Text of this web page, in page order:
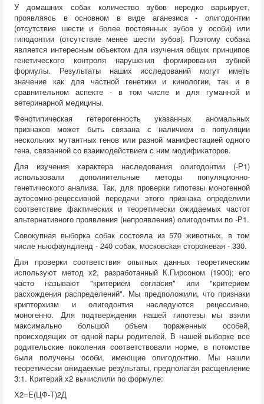
У домашних собак количество зубов нередко варьирует,
проявляясь в основном в виде аганезиса - олигодонтии
(отсутствие шести и более постоянных зубов у особи) или
гиподонтии (отсутствие менее шести зубов). Поэтому собака
является интересным объектом для изучения общих принципов
генетического контроля нарушения формирования зубной
формулы. Результаты наших исследований могут иметь
значение как для частной генетики и кинологии, так и в
сравнительном аспекте - в том числе и для гуманной и
ветеринарной медицины.
Фенотипическая гетерогенность указанных аномальных
признаков может быть связана с наличием в популяции
нескольких мутантных генов или разной манифестацией одного
гена, связанной со взаимодействием с ним модификаторов.
Для изучения характера наследования олигодонтии (-Р1)
использовали дополнительные методы популяционно-
генетического анализа. Так, для проверки гипотезы моногенной
аутосомно-рецессивной передачи этого признака определили
соответствие фактических и теоретически ожидаемых частот
альтернативного проявления (непроявления) олигодонтии по -Р1.
Совокупная выборка собак состояла из 570 животных, в том
числе ньюфаундленд - 240 собак, московская сторожевая - 330.
Для проверки соответствия опытных данных теоретическим
используют метод x2, разработанный К.Пирсоном (1900); его
часто называют "критерием согласия" или "критерием
расхождения распределений". Мы предположили, что признаки
крипторхизм и олигодонтия наследуются рецессивно,
моногенно. Для подтверждения нашей гипотезы мы взяли
максимально большой объем пораженных особей,
происходящих от одной пары родителей. В нашей выборке все
родительские поколения соответствовали норме, в потомстве
были получены особи, имеющие олигодонтию. Мы нашли
теоретически ожидаемые результаты, предполагая расщепление
3:1. Критерий х2 вычислили по формуле:
Х2=E(ЦФ-Т)2Д